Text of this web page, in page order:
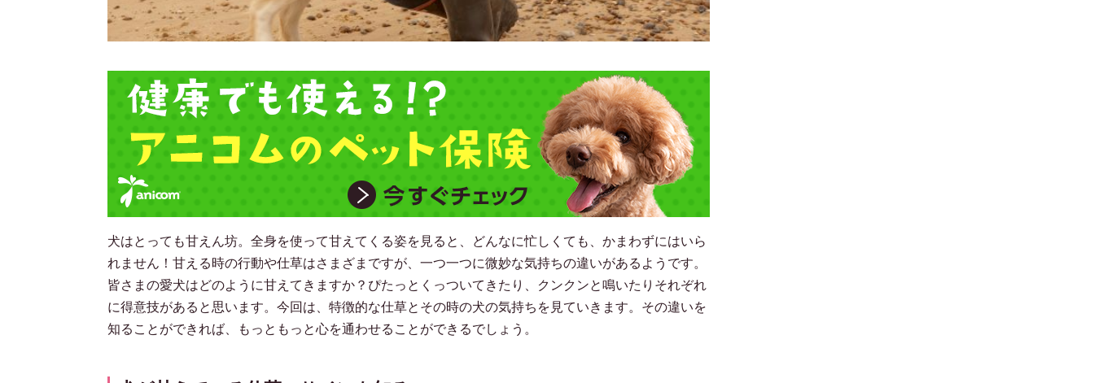
犬はとっても甘えん坊。全身を使って甘えてくる姿を見ると、どんなに忙しくても、かまわずにはいら
れません！甘える時の行動や仕草はさまざまですが、一つ一つに微妙な気持ちの違いがあるようです。
皆さまの愛犬はどのように甘えてきますか？ぴたっとくっついてきたり、クンクンと鳴いたりそれぞれ
に得意技があると思います。今回は、特徴的な仕草とその時の犬の気持ちを見ていきます。その違いを
知ることができれば、もっともっと心を通わせることができるでしょう。